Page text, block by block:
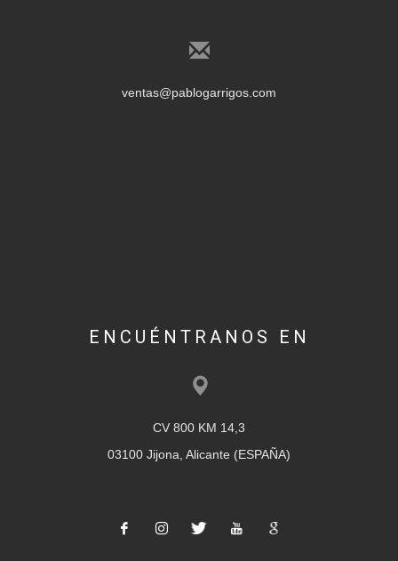
ventas@pablogarrigos.com
ENCUÉNTRANOS EN
CV 800 KM 14,3
03100 Jijona, Alicante (ESPAÑA)